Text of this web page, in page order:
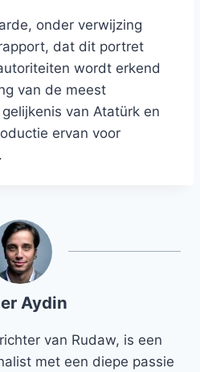
onder verwijzing
dat dit portret
wordt erkend
van de meest
van Atatürk en
ervan voor
Aydin
van Rudaw, is een
met een diepe passie